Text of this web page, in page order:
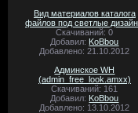
Вид материалов каталога
файлов под светлые
Скачиваний: 0
Добавил: KoBbou
Добавлено: 21.10.2012
Админское WH
(admin_free_look.amxx)
Скачиваний: 161
Добавил: KoBbou
Добавлено: 13.10.2012